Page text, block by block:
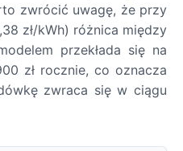
zwrócić uwagę, że przy
zł/kWh) różnica między
przekłada się na
zł rocznie, co oznacza
zwraca się w ciągu